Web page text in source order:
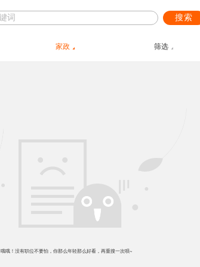
搜索
家政 筛选
哦哦！没有职位不要怕，你那么年轻那么好看，再重搜一次呗~